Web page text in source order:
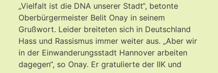
„Vielfalt ist die DNA unserer Stadt“, betonte
Oberbürgermeister Belit Onay in seinem
Grußwort. Leider breiteten sich in Deutschland
Hass und Rassismus immer weiter aus. „Aber wir
in der Einwanderungsstadt Hannover arbeiten
dagegen“, so Onay. Er gratulierte der IIK und